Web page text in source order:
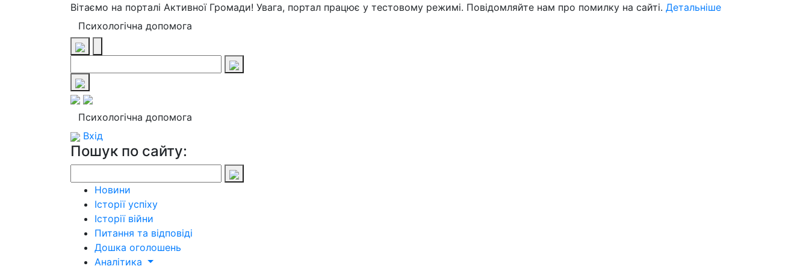
Вітаємо на порталі Активної Громади! Увага, портал працює у тестовому режимі. Повідомляйте нам про помилку на сайті. Детальніше
Психологічна допомога
Психологічна допомога
Вхід
Пошук по сайту:
Новини
Історії успіху
Історії війни
Питання та відповіді
Дошка оголошень
Аналітика